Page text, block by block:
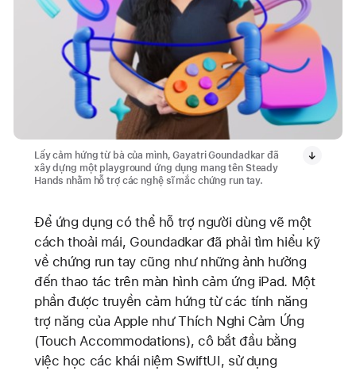
Lấy cảm hứng từ bà của mình, Gayatri Goundadkar đã
xây dựng một playground ứng dụng mang tên Steady
Hands nhằm hỗ trợ các nghệ sĩ mắc chứng run tay.
Để ứng dụng có thể hỗ trợ người dùng vẽ một
cách thoải mái, Goundadkar đã phải tìm hiểu kỹ
về chứng run tay cũng như những ảnh hưởng
đến thao tác trên màn hình cảm ứng iPad. Một
phần được truyền cảm hứng từ các tính năng
trợ năng của Apple như Thích Nghi Cảm Ứng
(Touch Accommodations), cô bắt đầu bằng
việc học các khái niệm SwiftUI, sử dụng